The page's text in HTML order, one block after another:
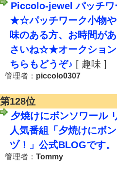
Piccolo-jewel パッチワ
★☆パッチワーク小物や
味のある方、お時間が
さいね☆★オークション
ちらもどうぞ♪ [ 趣味 ]
管理者： piccolo0307
第128位
夕焼けにボンソワール
人気番組「夕焼けにボ
ヅ！」公式BLOGです。
管理者： Tommy